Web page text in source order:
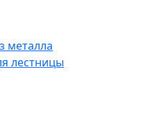
металла
лестницы